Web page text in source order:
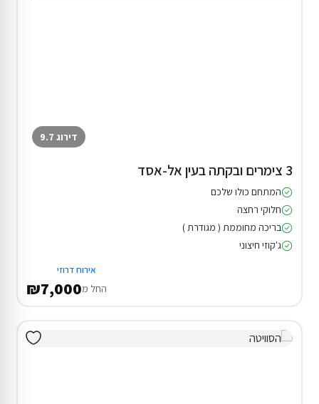
דירוג 9.7
3 צימרים ובקתה בעין אל-אסד
המתחם כולו שלכם
חלוקי רחצה
בריכה מחוממת ( מגודרת )
ג'קוזי חיצוני
אירוח דרוזי
החל מ₪7,000